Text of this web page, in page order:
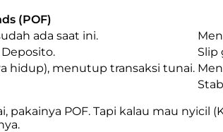
(POF)
ada saat ini.
Slip
hidup), menutup transaksi tunai.
POF. Tapi kalau mau nyicil